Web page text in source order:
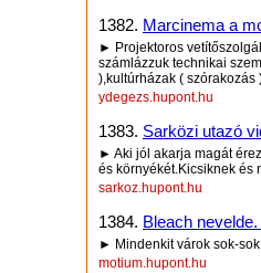
1382. Marcinema a
► Projektoros
számlázzuk technikai
),kultúrházak (
ydegezs.hupont.hu
1383. Sarközi utazó
► Aki jól akarja magát
és környékét.Kicsiknek és
sarkoz.hupont.hu
1384. Bleach
► Mindenkit várok sok-
motium.hupont.hu